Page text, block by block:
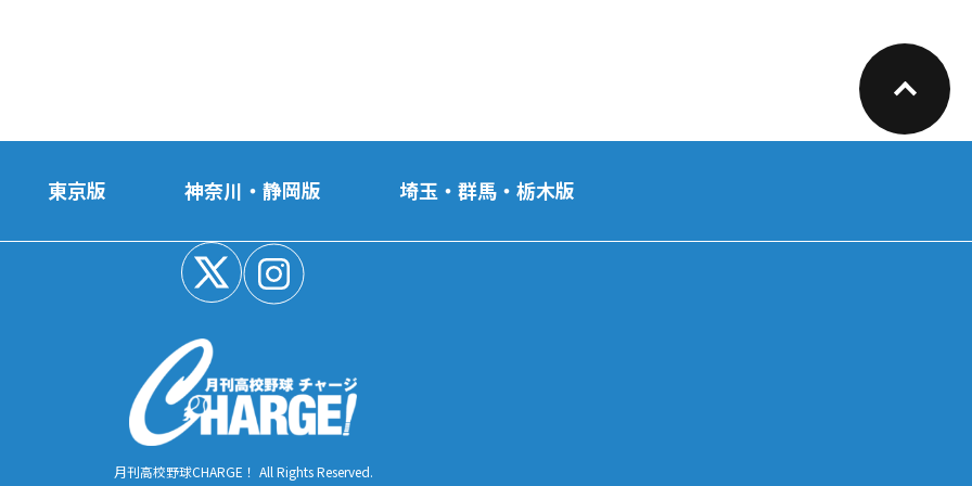
東京版 神奈川・静岡版 埼玉・群馬・栃木版
月刊高校野球CHARGE！ All Rights Reserved.